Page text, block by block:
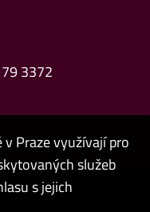
3372
Praze využívají pro
služeb
s jejich